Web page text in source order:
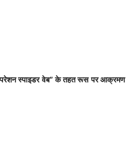
स्पाइडर वेब” के तहत रूस पर आक्रमण